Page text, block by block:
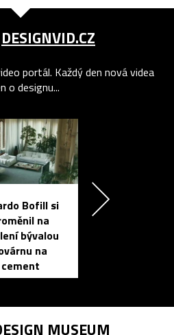
DESIGNVID.CZ
portál. Každý den nová videa
o designu...
Bofill si
na
bývalou
na
cement
MUSEUM